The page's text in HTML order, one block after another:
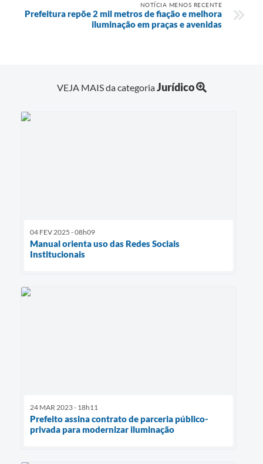
NOTÍCIA MENOS RECENTE
Prefeitura repõe 2 mil metros de fiação e melhora
iluminação em praças e avenidas
VEJA MAIS da categoriaJurídico
04 FEV 2025 - 08h09
Manual orienta uso das Redes Sociais
Institucionais
24 MAR 2023 - 18h11
Prefeito assina contrato de parceria público-
privada para modernizar iluminação